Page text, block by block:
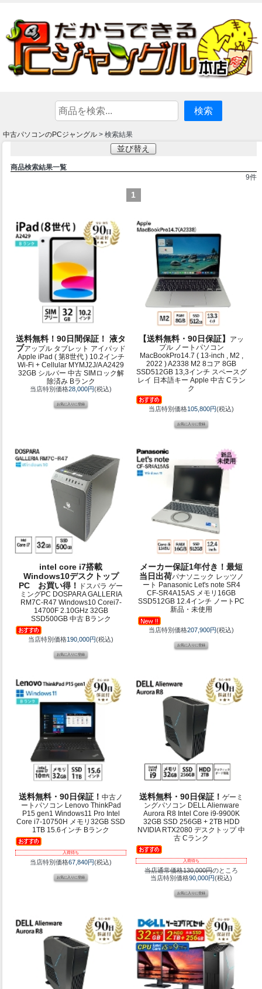
中古パソコンのPCジャングル > 検索結果
並び替え
商品検索結果一覧
9件
1
送料無料！90日間保証！ 液タ
ブアップル タブレット アイパッド
Apple iPad ( 第8世代 ) 10.2インチ
Wi-Fi + Cellular MYMJ2J/A A2429
32GB シルバー 中古 SIMロック解
除済み Bランク
当店特別価格28,000円(税込)
【送料無料・90日保証】
アッ
プル ノートパソコン
MacBookPro14.7 ( 13-inch , M2 ,
2022 ) A2338 M2 8コア 8GB
SSD512GB 13,3インチ スペースグ
レイ 日本語キー Apple 中古 Cラン
ク
当店特別価格105,800円(税込)
intel core i7搭載
Windows10デスクトップ
PC お買い得！
ドスパラ ゲー
ミングPC DOSPARA GALLERIA
RM7C-R47 Windows10 Corei7-
14700F 2.10GHz 32GB
SSD500GB 中古 Bランク
当店特別価格190,000円(税込)
メーカー保証1年付き！最短
当日出荷パナソニック レッツノ
ート Panasonic Let's note SR4
CF-SR4A15AS メモリ16GB
SSD512GB 12.4インチ ノートPC
新品・未使用
当店特別価格207,900円(税込)
送料無料・90日保証！中古ノ
ートパソコン Lenovo ThinkPad
P15 gen1 Windows11 Pro Intel
Core i7-10750H メモリ32GB SSD
1TB 15.6インチ Bランク
入荷待ち
当店特別価格67,840円(税込)
送料無料・90日保証！ゲーミ
ングパソコン DELL Alienware
Aurora R8 Intel Core i9-9900K
32GB SSD 256GB + 2TB HDD
NVIDIA RTX2080 デスクトップ 中
古 Cランク
入荷待ち
当店通常価格130,000円のところ
当店特別価格90,000円(税込)